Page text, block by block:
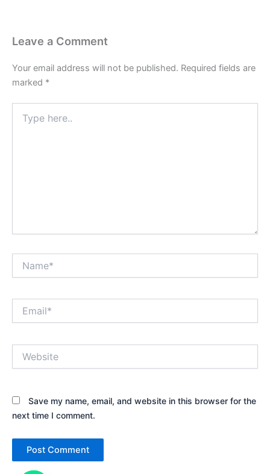
Leave a Comment
Your email address will not be published. Required fields are
marked *
here..
Save my name, email, and website in this browser for the
next time I comment.